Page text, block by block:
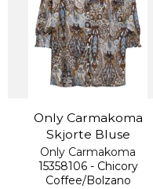
Only Carmakoma
Skjorte Bluse
Only Carmakoma
15358106 - Chicory
Coffee/Bolzano